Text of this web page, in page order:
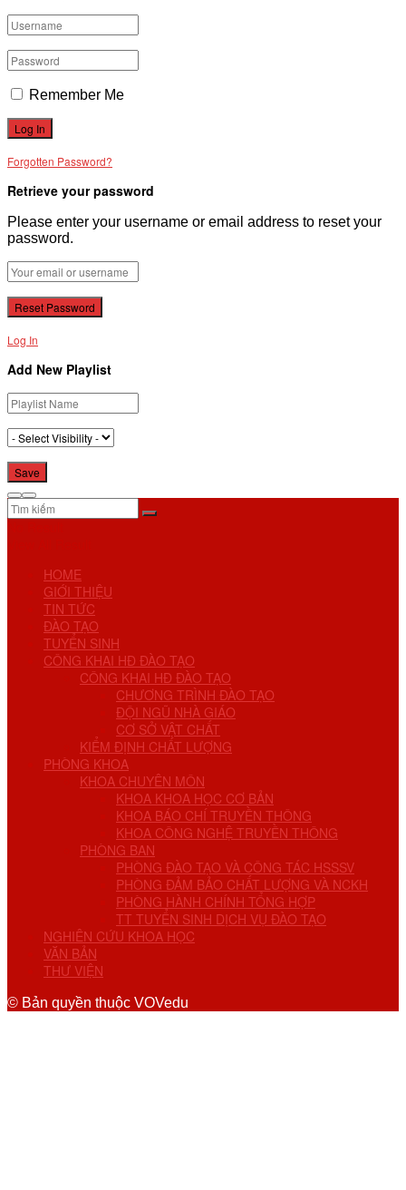
Remember Me
Forgotten Password?
Retrieve your password
Please enter your username or email address to reset your
password.
Log In
Add New Playlist
HOME
GIỚI THIỆU
TIN TỨC
ĐÀO TẠO
TUYỂN SINH
CÔNG KHAI HĐ ĐÀO TẠO
CÔNG KHAI HĐ ĐÀO TẠO
CHƯƠNG TRÌNH ĐÀO TẠO
ĐỘI NGŨ NHÀ GIÁO
CƠ SỞ VẬT CHẤT
KIỂM ĐỊNH CHẤT LƯỢNG
PHÒNG KHOA
KHOA CHUYÊN MÔN
KHOA KHOA HỌC CƠ BẢN
KHOA BÁO CHÍ TRUYỀN THÔNG
KHOA CÔNG NGHỆ TRUYỀN THÔNG
PHÒNG BAN
PHÒNG ĐÀO TẠO VÀ CÔNG TÁC HSSSV
PHÒNG ĐẢM BẢO CHẤT LƯỢNG VÀ NCKH
PHÒNG HÀNH CHÍNH TỔNG HỢP
TT TUYỂN SINH DỊCH VỤ ĐÀO TẠO
NGHIÊN CỨU KHOA HỌC
VĂN BẢN
THƯ VIỆN
© Bản quyền thuộc VOVedu